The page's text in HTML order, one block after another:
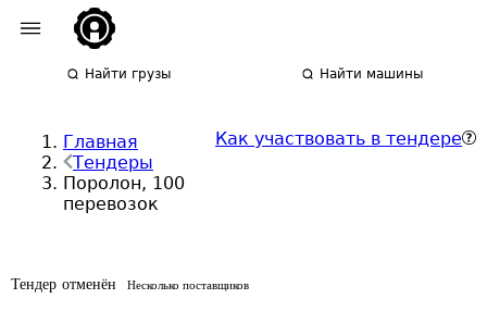
Найти грузы Найти машины
Главная
Тендеры
Поролон, 100
перевозок
Как участвовать в тендере
Тендер отменён Несколько поставщиков